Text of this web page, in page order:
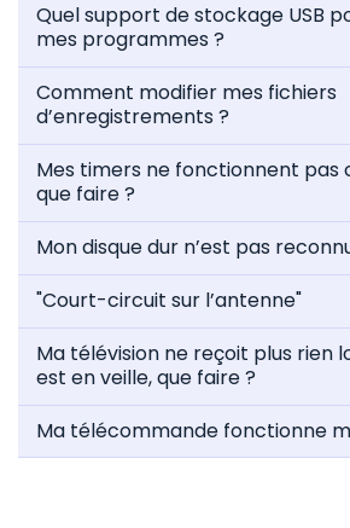
Quel support de stockage USB
mes programmes ?
Comment modifier mes fichiers
d’enregistrements ?
Mes timers ne fonctionnent
que faire ?
Mon disque dur n’est pas
"Court-circuit sur l’antenne"
Ma télévision ne reçoit plus rien
est en veille, que faire ?
Ma télécommande fonctionne